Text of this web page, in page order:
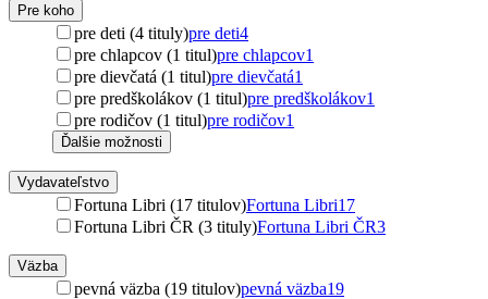
Pre koho
pre deti (4 tituly)pre deti4
pre chlapcov (1 titul)pre chlapcov1
pre dievčatá (1 titul)pre dievčatá1
pre predškolákov (1 titul)pre predškolákov1
pre rodičov (1 titul)pre rodičov1
Ďalšie možnosti
Vydavateľstvo
Fortuna Libri (17 titulov)Fortuna Libri17
Fortuna Libri ČR (3 tituly)Fortuna Libri ČR3
Väzba
pevná väzba (19 titulov)pevná väzba19